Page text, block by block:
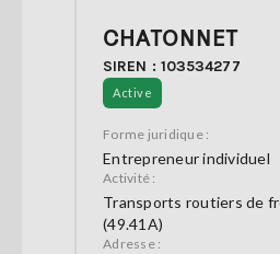
CHATONNET
SIREN : 103534277
Active
Forme juridique :
Entrepreneur individuel
Activité :
Transports routiers de
(49.41A)
Adresse :